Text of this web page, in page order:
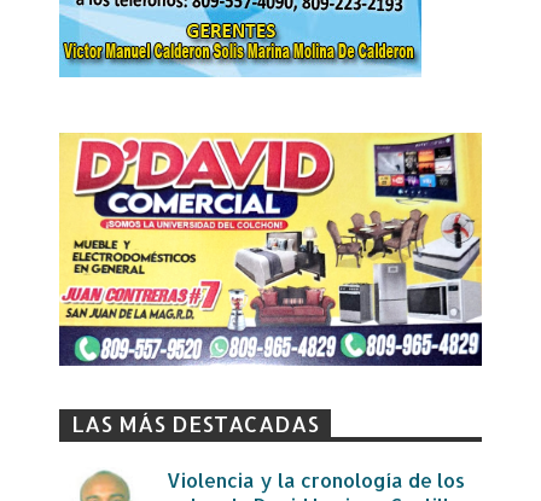
LAS MÁS DESTACADAS
Violencia y la cronología de los